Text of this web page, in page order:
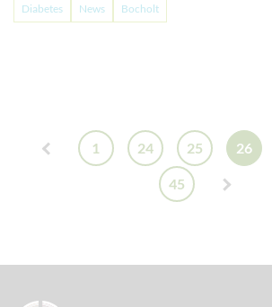
Diabetes News Bocholt
1 24 25 26
45